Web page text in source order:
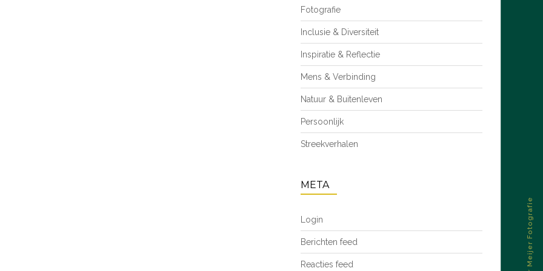
Fotografie
Inclusie & Diversiteit
Inspiratie & Reflectie
Mens & Verbinding
Natuur & Buitenleven
Persoonlijk
Streekverhalen
META
Login
Berichten feed
Reacties feed